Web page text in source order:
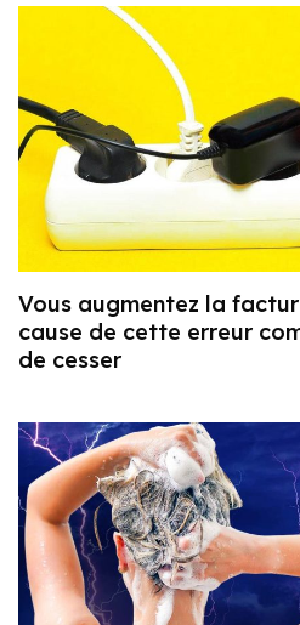
Vous augmentez la
cause de cette erreur
de cesser